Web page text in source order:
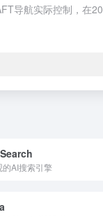
导航实际控制，在
AI搜索引擎